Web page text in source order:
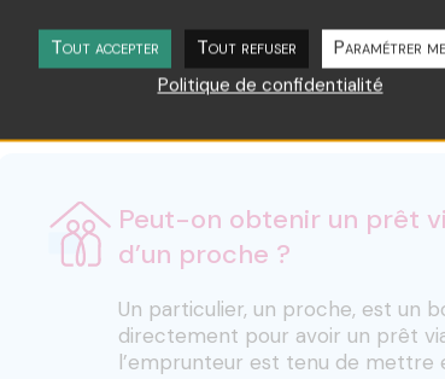
des courtiers qui jouent un rôle clé dans
. Avant de souscrire à un PVH, il est
limites et les éventuels risques associés pour
Peut-on obtenir un prêt
d’un proche ?
Un particulier, un proche, est un
directement pour avoir un prêt
l’emprunteur est tenu de mettre
Tout accepter Tout refuser Paramétrer
Politique de confidentialité